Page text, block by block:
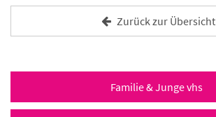
Zurück zur Übersicht
Familie & Junge vhs